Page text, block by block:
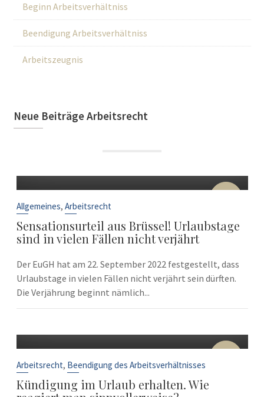
Beginn Arbeitsverhältniss
Beendigung Arbeitsverhältniss
Arbeitszeugnis
Neue Beiträge Arbeitsrecht
22
Allgemeines, Arbeitsrecht
Sensationsurteil aus Brüssel! Urlaubstage
sind in vielen Fällen nicht verjährt
Der EuGH hat am 22. September 2022 festgestellt, dass
Urlaubstage in vielen Fällen nicht verjährt sein dürften.
Die Verjährung beginnt nämlich...
10
Arbeitsrecht, Beendigung des Arbeitsverhältnisses
Kündigung im Urlaub erhalten. Wie